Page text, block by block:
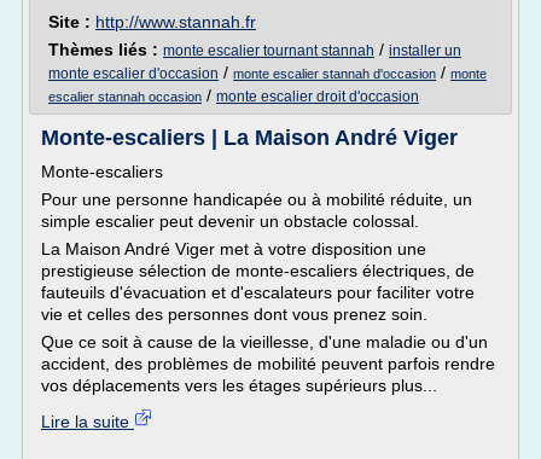
Site : http://www.stannah.fr
Thèmes liés : monte escalier tournant stannah / installer un
monte escalier d'occasion / monte escalier stannah d'occasion / monte
escalier stannah occasion / monte escalier droit d'occasion
Monte-escaliers | La Maison André Viger
Monte-escaliers
Pour une personne handicapée ou à mobilité réduite, un
simple escalier peut devenir un obstacle colossal.
La Maison André Viger met à votre disposition une
prestigieuse sélection de monte-escaliers électriques, de
fauteuils d'évacuation et d'escalateurs pour faciliter votre
vie et celles des personnes dont vous prenez soin.
Que ce soit à cause de la vieillesse, d'une maladie ou d'un
accident, des problèmes de mobilité peuvent parfois rendre
vos déplacements vers les étages supérieurs plus...
Lire la suite